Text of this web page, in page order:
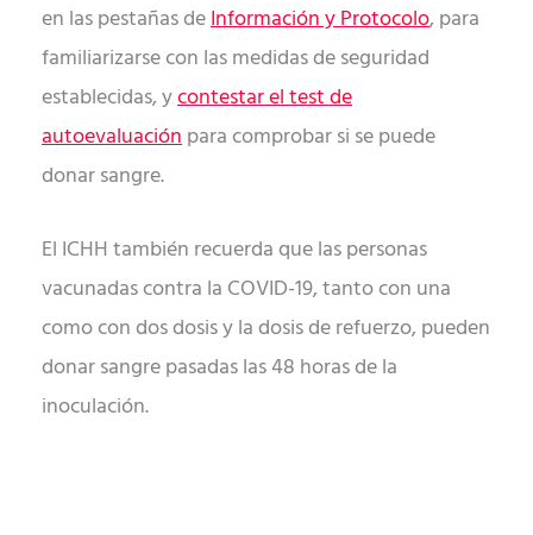
en las pestañas deInformación y Protocolo, para
familiarizarse con las medidas de seguridad
establecidas, ycontestar el test de
autoevaluaciónpara comprobar si se puede
donar sangre.
El ICHH también recuerda que las personas
vacunadas contra la COVID-19, tanto con una
como con dos dosis y la dosis de refuerzo, pueden
donar sangre pasadas las 48 horas de la
inoculación.